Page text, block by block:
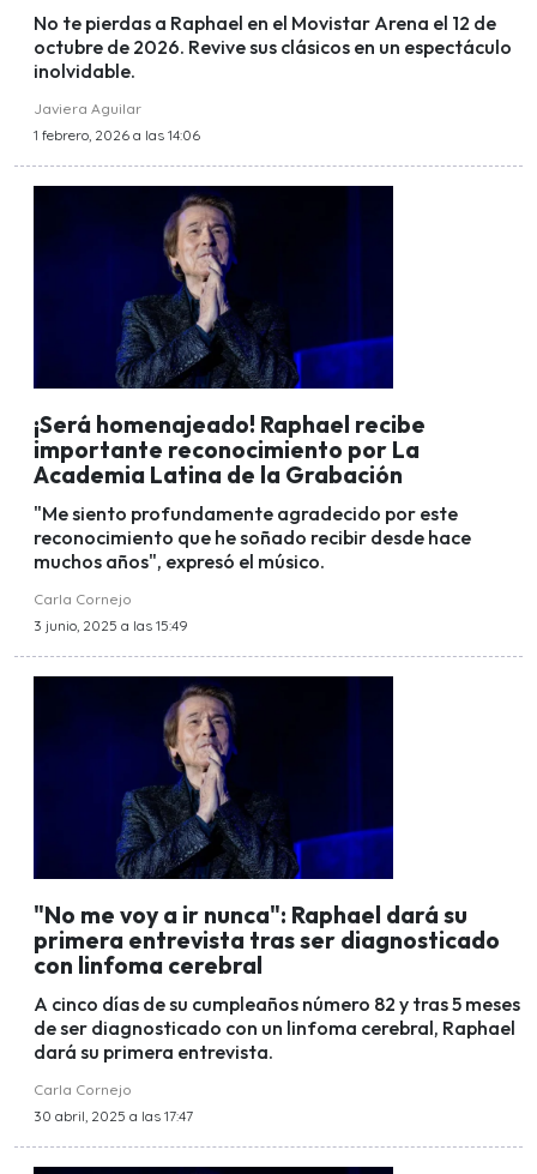
No te pierdas a Raphael en el Movistar Arena el 12 de
octubre de 2026. Revive sus clásicos en un espectáculo
inolvidable.
Javiera Aguilar
1 febrero, 2026 a las 14:06
¡Será homenajeado! Raphael recibe
importante reconocimiento por La
Academia Latina de la Grabación
"Me siento profundamente agradecido por este
reconocimiento que he soñado recibir desde hace
muchos años", expresó el músico.
Carla Cornejo
3 junio, 2025 a las 15:49
"No me voy a ir nunca": Raphael dará su
primera entrevista tras ser diagnosticado
con linfoma cerebral
A cinco días de su cumpleaños número 82 y tras 5 meses
de ser diagnosticado con un linfoma cerebral, Raphael
dará su primera entrevista.
Carla Cornejo
30 abril, 2025 a las 17:47